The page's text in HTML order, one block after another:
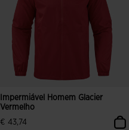
Impermiável Homem Glacier
Vermelho
€ 43,74